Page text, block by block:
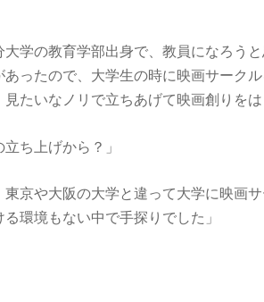
学の教育学部出身で、教員になろうと
あったので、大学生の時に映画サーク
たいなノリで立ちあげて映画創りをは
ち上げから？」
京や大阪の大学と違って大学に映画
環境もない中で手探りでした」